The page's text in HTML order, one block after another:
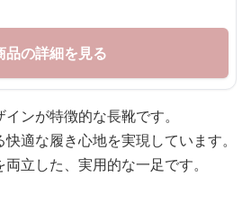
品の詳細を見る
ンが特徴的な長靴です。
適な履き心地を実現しています。
立した、実用的な一足です。